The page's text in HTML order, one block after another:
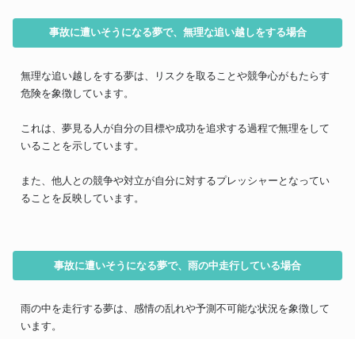
事故に遭いそうになる夢で、無理な追い越しをする場合
無理な追い越しをする夢は、リスクを取ることや競争心がもたらす
危険を象徴しています。
これは、夢見る人が自分の目標や成功を追求する過程で無理をして
いることを示しています。
また、他人との競争や対立が自分に対するプレッシャーとなってい
ることを反映しています。
事故に遭いそうになる夢で、雨の中走行している場合
雨の中を走行する夢は、感情の乱れや予測不可能な状況を象徴して
います。